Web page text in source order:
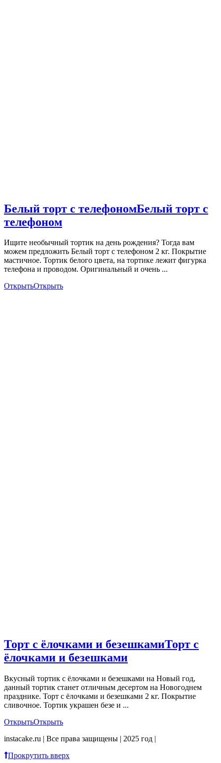
Белый торт с телефономБелый торт с
телефоном
Ищите необычный тортик на день рождения? Тогда вам
можем предложить Белый торт с телефоном 2 кг. Покрытие
мастичное. Тортик белого цвета, на тортике лежит фигурка
телефона и проводом. Оригинальный и очень ...
ОткрытьОткрыть
Торт с ёлочками и безешкамиТорт с
ёлочками и безешками
Вкусный тортик с ёлочками и безешками на Новый год,
данный тортик станет отличным десертом на Новогоднем
празднике. Торт с ёлочками и безешками 2 кг. Покрытие
сливочное. Тортик украшен безе и ...
ОткрытьОткрыть
instacake.ru | Все права защищены | 2025 год |
Прокрутить вверх